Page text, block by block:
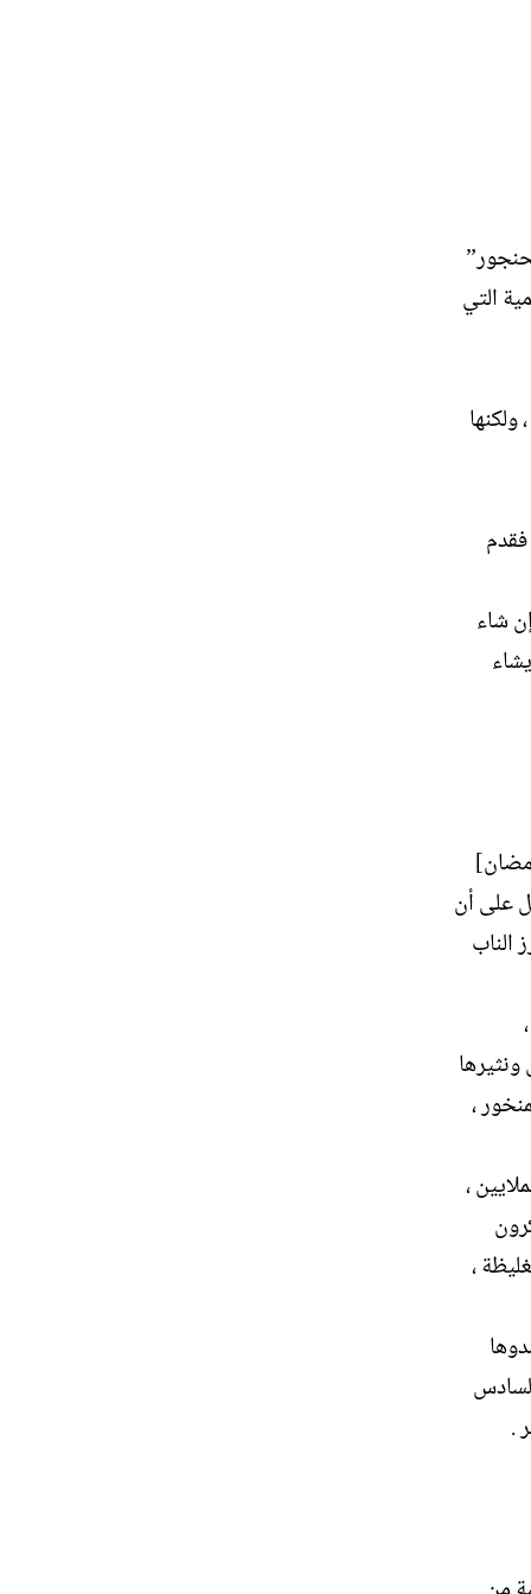
التي
. ونسي أن يقول : إن شاء
على أن
الناب
،
،
،
.